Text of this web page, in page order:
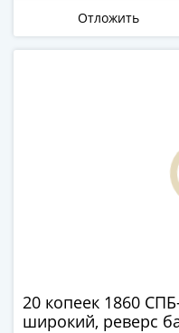
Отложить
20 копеек 1860
широкий, реверс